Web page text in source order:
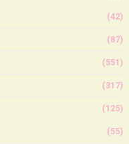
(42)
(87)
(551)
(317)
(125)
(55)